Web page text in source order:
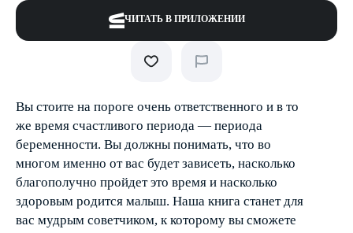
ЧИТАТЬ В ПРИЛОЖЕНИИ
Вы стоите на пороге очень ответственного и в то
же время счастливого периода — периода
беременности. Вы должны понимать, что во
многом именно от вас будет зависеть, насколько
благополучно пройдет это время и насколько
здоровым родится малыш. Наша книга станет для
вас мудрым советчиком, к которому вы сможете